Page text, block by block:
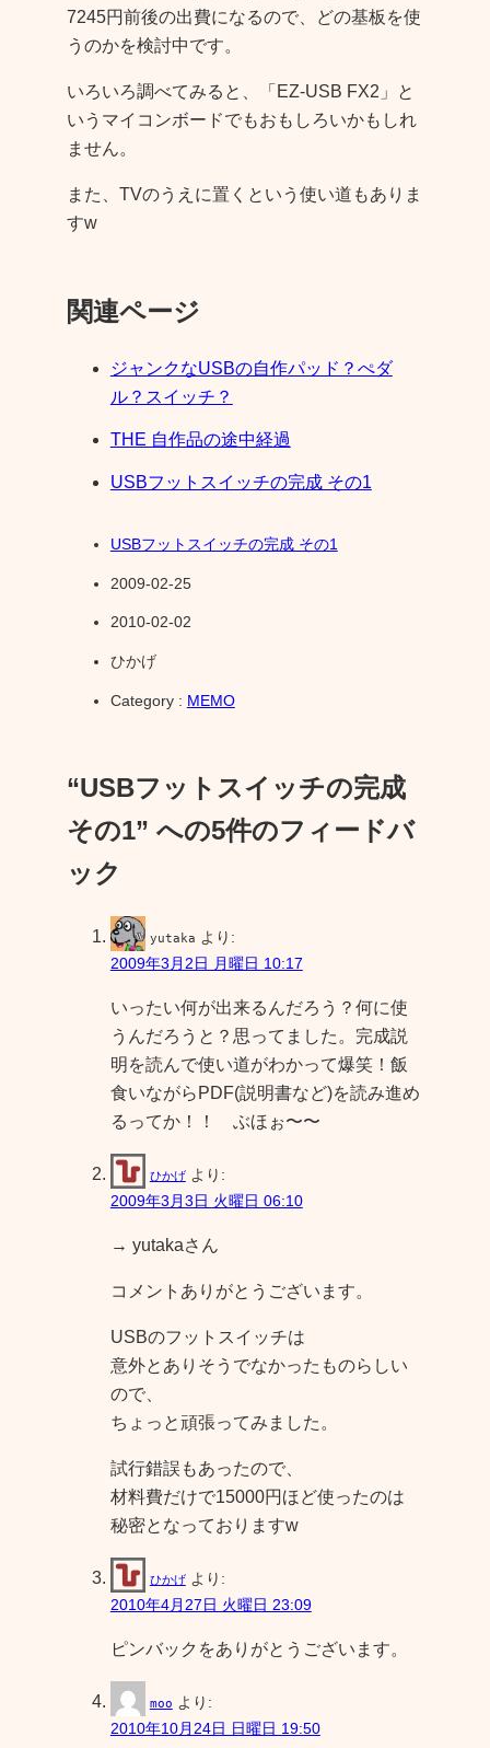
7245円前後の出費になるので、どの基板を使
うのかを検討中です。
いろいろ調べてみると、「EZ-USB FX2」と
いうマイコンボードでもおもしろいかもしれ
ません。
また、TVのうえに置くという使い道もありま
すw
関連ページ
ジャンクなUSBの自作パッド？ぺダ
ル？スイッチ？
THE 自作品の途中経過
USBフットスイッチの完成 その1
USBフットスイッチの完成 その1
2009-02-25
2010-02-02
ひかげ
Category : MEMO
“USBフットスイッチの完成
その1” への5件のフィードバ
ック
yutaka より:
2009年3月2日 月曜日 10:17
いったい何が出来るんだろう？何に使
うんだろうと？思ってました。完成説
明を読んで使い道がわかって爆笑！飯
食いながらPDF(説明書など)を読み進め
るってか！！ ぶほぉ〜〜
ひかげ より:
2009年3月3日 火曜日 06:10
→ yutakaさん
コメントありがとうございます。
USBのフットスイッチは
意外とありそうでなかったものらしい
ので、
ちょっと頑張ってみました。
試行錯誤もあったので、
材料費だけで15000円ほど使ったのは
秘密となっておりますw
ひかげ より:
2010年4月27日 火曜日 23:09
ピンバックをありがとうございます。
moo より:
2010年10月24日 日曜日 19:50